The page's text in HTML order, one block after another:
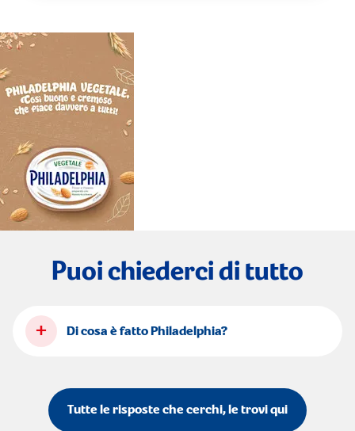
Puoi chiederci di tutto
+ Di cosa è fatto Philadelphia?
Tutte le risposte che cerchi, le trovi qui